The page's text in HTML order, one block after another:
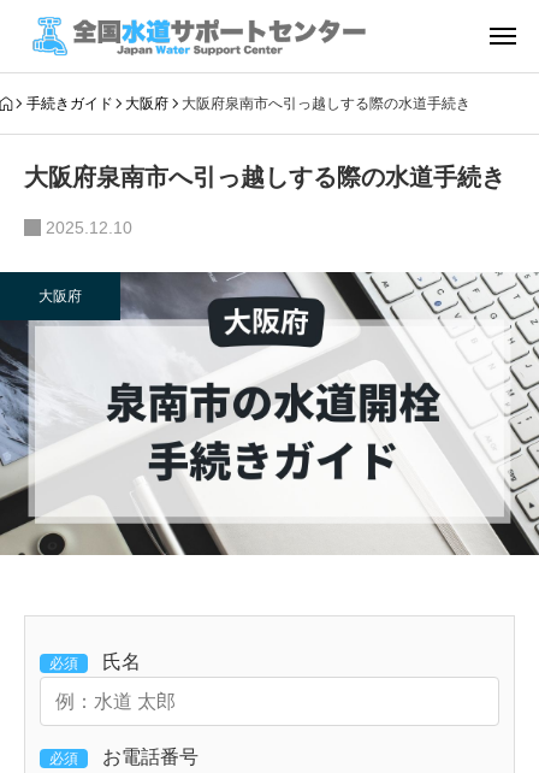
手続きガイド 大阪府 大阪府泉南市へ引っ越しする際の水道手続き
大阪府泉南市へ引っ越しする際の水道手続き
2025.12.10
大阪府
必須 氏名
必須 お電話番号